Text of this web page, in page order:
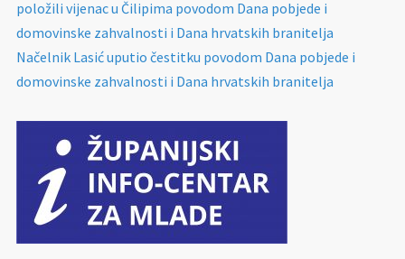
položili vijenac u Čilipima povodom Dana pobjede i
domovinske zahvalnosti i Dana hrvatskih branitelja
Načelnik Lasić uputio čestitku povodom Dana pobjede i
domovinske zahvalnosti i Dana hrvatskih branitelja